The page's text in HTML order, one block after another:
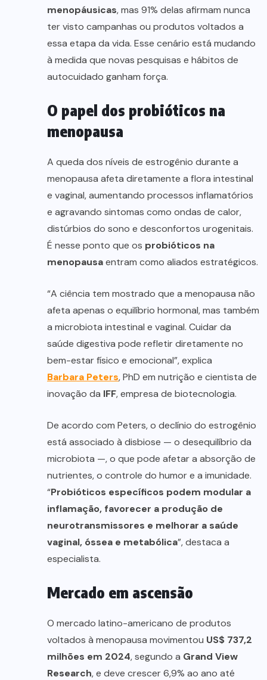
menopáusicas, mas 91% delas afirmam nunca
ter visto campanhas ou produtos voltados a
essa etapa da vida. Esse cenário está mudando
à medida que novas pesquisas e hábitos de
autocuidado ganham força.
O papel dos probióticos na
menopausa
A queda dos níveis de estrogênio durante a
menopausa afeta diretamente a flora intestinal
e vaginal, aumentando processos inflamatórios
e agravando sintomas como ondas de calor,
distúrbios do sono e desconfortos urogenitais.
É nesse ponto que os probióticos na
menopausaentram como aliados estratégicos.
“A ciência tem mostrado que a menopausa não
afeta apenas o equilíbrio hormonal, mas também
a microbiota intestinal e vaginal. Cuidar da
saúde digestiva pode refletir diretamente no
bem-estar físico e emocional”, explica
Barbara Peters, PhD em nutrição e cientista de
inovação da IFF, empresa de biotecnologia.
De acordo com Peters, o declínio do estrogênio
está associado à disbiose — o desequilíbrio da
microbiota —, o que pode afetar a absorção de
nutrientes, o controle do humor e a imunidade.
“Probióticos específicos podem modular a
inflamação, favorecer a produção de
neurotransmissores e melhorar a saúde
vaginal, óssea e metabólica”, destaca a
especialista.
Mercado em ascensão
O mercado latino-americano de produtos
voltados à menopausa movimentou US$ 737,2
milhões em 2024, segundo a Grand View
Research, e deve crescer 6,9% ao ano até